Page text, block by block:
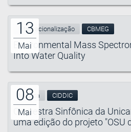
13
Mai
Internacionalização CBMEG
Environmental Mass
Into Water Quality
08
Mai
Música CIDDIC
Orquestra Sinfônica da
uma edição do projeto "OSU